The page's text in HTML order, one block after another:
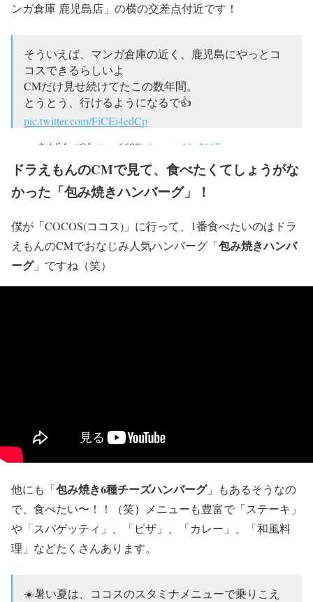
ンガ倉庫 鹿児島店」の横の交差点付近です！
そういえば、マンガ倉庫の近く、鹿児島にやっとコ
コスできるらしいよ
CMだけ見せ続けてたこの数年間。
とうとう、行けるようになるで👍
pic.twitter.com/FiCEi4edCp
— むげん (@battery6600) August 10, 2017
ドラえもんのCMで見て、食べたくてしょうがな
かった「包み焼きハンバーグ」！
僕が「COCOS(ココス)」に行って、1番食べたいのはドラ
えもんのCMでおなじみ人気ハンバーグ「包み焼きハンバ
ーグ」ですね（笑）
他にも「包み焼き6種チーズハンバーグ」もあるそうなの
で、食べたい〜！！（笑）メニューも豊富で「ステーキ」
や「スパゲッティ」、「ピザ」、「カレー」、「和風料
理」などたくさんあります。
☀️暑い夏は、ココスのスタミナメニューで乗りこえ